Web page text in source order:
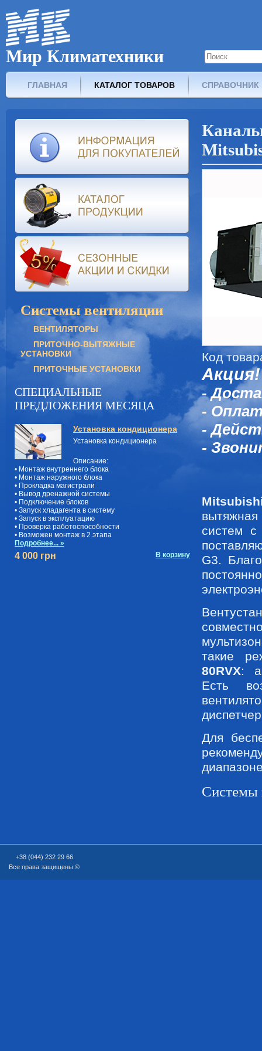
Мир Климатехники
ГЛАВНАЯ КАТАЛОГ ТОВАРОВ СПРАВОЧНИК
Системы вентиляции
ВЕНТИЛЯТОРЫ
ПРИТОЧНО-ВЫТЯЖНЫЕ
УСТАНОВКИ
ПРИТОЧНЫЕ УСТАНОВКИ
СПЕЦИАЛЬНЫЕ
ПРЕДЛОЖЕНИЯ МЕСЯЦА
Установка кондиционера
Установка кондиционера
Описание:
• Монтаж внутреннего блока
• Монтаж наружного блока
• Прокладка магистрали
• Вывод дренажной системы
• Подключение блоков
• Запуск хладагента в систему
• Запуск в эксплуатацию
• Проверка работоспособности
• Возможен монтаж в 2 этапа
Подробнее... »
4 000 грн В корзину
Код
-
-
-
-
систем с
G3.
такие
80RVX:
Есть
Для
Системы
+38 (044) 232 29 66
Все права защищены.©